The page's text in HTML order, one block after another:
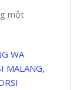
một
WA
MALANG,